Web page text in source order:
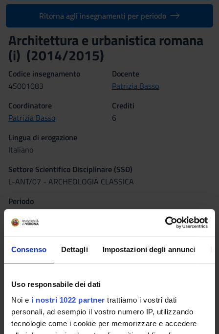
Consenso Dettagli Impostazioni degli annunci
Uso responsabile dei dati
Noi e i nostri 1022 partner trattiamo i vostri dati
personali, ad esempio il vostro numero IP, utilizzando
tecnologie come i cookie per memorizzare e accedere
Ritorna agli insegnamenti per periodo
Architettura e urbanistica romana
(i) (2014/2015)
Codice insegnamento
4S001083
Docente
Patrizia Basso
Coordinatore
Patrizia Basso
Crediti
6
Lingua di erogazione
Italiano
Settore Scientifico Disciplinare (SSD)
L-ANT/07 - ARCHEOLOGIA CLASSICA
Periodo
Semestrino IIB dal 20 apr 2015 al 6 giu 2015.
Seminari 0
Obiettivi formativi
conoscenza delle fonti, degli strumenti e della metodologia per
l’analisi dell’organizzazione urbanistica e dell’architettura di
età romana.